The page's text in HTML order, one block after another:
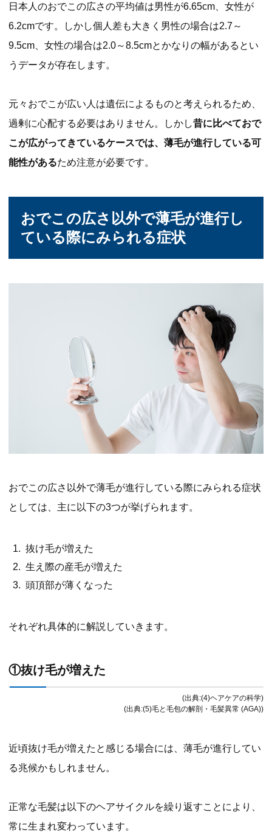
日本人のおでこの広さの平均値は男性が6.65cm、女性が
6.2cmです。しかし個人差も大きく男性の場合は2.7～
9.5cm、女性の場合は2.0～8.5cmとかなりの幅があるとい
うデータが存在します。
元々おでこが広い人は遺伝によるものと考えられるため、
過剰に心配する必要はありません。しかし昔に比べておで
こが広がってきているケースでは、薄毛が進行している可
能性があるため注意が必要です。
おでこの広さ以外で薄毛が進行し
ている際にみられる症状
おでこの広さ以外で薄毛が進行している際にみられる症状
としては、主に以下の3つが挙げられます。
抜け毛が増えた
生え際の産毛が増えた
頭頂部が薄くなった
それぞれ具体的に解説していきます。
①抜け毛が増えた
(出典:(4)ヘアケアの科学)
(出典:(5)毛と毛包の解剖・毛髪異常 (AGA))
近頃抜け毛が増えたと感じる場合には、薄毛が進行してい
る兆候かもしれません。
正常な毛髪は以下のヘアサイクルを繰り返すことにより、
常に生まれ変わっています。